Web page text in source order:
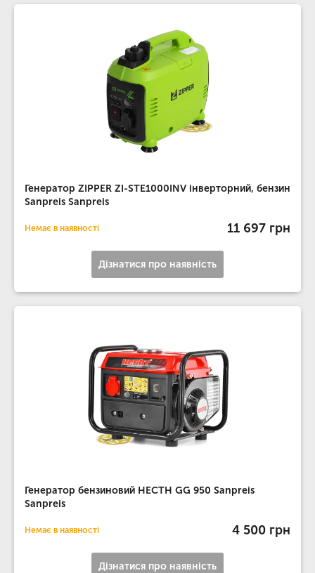
Генератор ZIPPER ZI-STE1000INV інверторний, бензин
Sanpreis Sanpreis
Немає в наявності 11 697 грн
Дізнатися про наявність
Генератор бензиновий HECTH GG 950 Sanpreis
Sanpreis
Немає в наявності 4 500 грн
Дізнатися про наявність